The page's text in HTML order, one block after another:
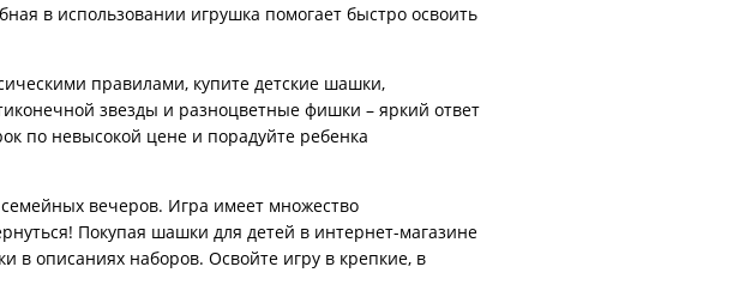
в использовании игрушка помогает быстро освоить
правилами, купите детские шашки,
звезды и разноцветные фишки – яркий ответ
по невысокой цене и порадуйте ребенка
вечеров. Игра имеет множество
Покупая шашки для детей в интернет-магазине
в описаниях наборов. Освойте игру в крепкие, в